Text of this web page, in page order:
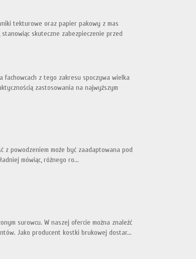
tekturowe oraz papier pakowy z mas
skuteczne zabezpieczenie przed
z tego zakresu spoczywa wielka
zastosowania na najwyższym
z powodzeniem może być zaadaptowana pod
mówiąc, różnego ro...
surowcu. W naszej ofercie można znaleźć
Jako producent kostki brukowej dostar...